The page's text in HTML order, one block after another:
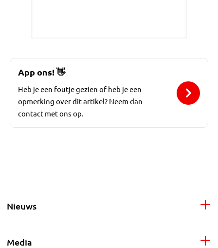
App ons!👋
Heb je een foutje gezien of heb je een
opmerking over dit artikel? Neem dan
contact met ons op.
Nieuws
Media